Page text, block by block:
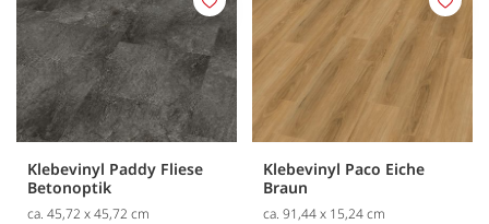
Klebevinyl Paddy Fliese
Betonoptik
ca. 45,72 x 45,72 cm
Merken
Klebevinyl Paco Eiche
Braun
ca. 91,44 x 15,24 cm